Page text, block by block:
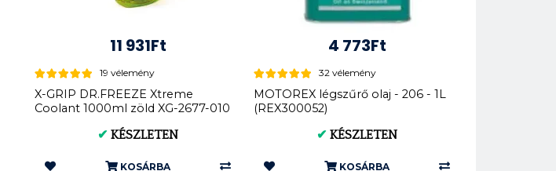
11 931Ft
19 vélemény
X-GRIP DR.FREEZE Xtreme
Coolant 1000ml zöld XG-2677-010
✔ KÉSZLETEN
KOSÁRBA
4 773Ft
32 vélemény
MOTOREX légszűrő olaj - 206 - 1L
(REX300052)
✔ KÉSZLETEN
KOSÁRBA